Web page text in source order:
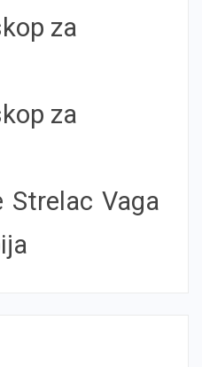
za
za
Strelac Vaga